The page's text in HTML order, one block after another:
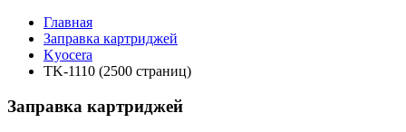
Главная
Заправка картриджей
Kyocera
TK-1110 (2500 страниц)
Заправка картриджей